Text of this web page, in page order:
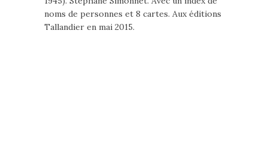
noms de personnes et 8 cartes. Aux éditions
Tallandier en mai 2015.